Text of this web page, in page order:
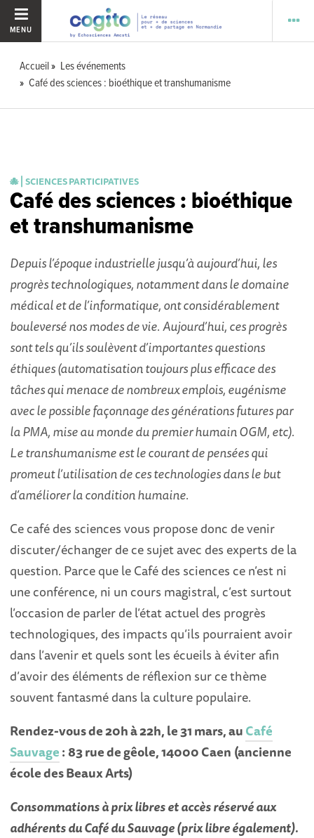
MENU
Accueil
Les événements
Café des sciences : bioéthique et transhumanisme
🐙 ⎜SCIENCES PARTICIPATIVES
Café des sciences : bioéthique
et transhumanisme
Depuis l’époque industrielle jusqu’à aujourd’hui, les
progrès technologiques, notamment dans le domaine
médical et de l’informatique, ont considérablement
bouleversé nos modes de vie.Aujourd’hui, ces progrès
sont tels qu’ils soulèvent d’importantes questions
éthiques (automatisation toujours plus efficace des
tâches qui menace de nombreux emplois, eugénisme
avec le possible façonnage des générations futures par
la PMA, mise au monde du premier humain OGM, etc).
Le transhumanisme est le courant de pensées qui
promeut l’utilisation de ces technologies dans le but
d’améliorer la condition humaine.
Ce café des sciences vous propose donc de venir
discuter/échanger de ce sujet avec des experts de la
question. Parce que le Café des sciences ce n’est ni
une conférence, ni un cours magistral, c’est surtout
l’occasion de parler de l’état actuel des progrès
technologiques, des impacts qu’ils pourraient avoir
dans l’avenir et quels sont les écueils à éviter afin
d’avoir des éléments de réflexion sur ce thème
souvent fantasmé dans la culture populaire.
Rendez-vous de 20h à 22h, le 31 mars, auCafé
Sauvage: 83 rue de gêole, 14000 Caen (ancienne
école des Beaux Arts)
Consommations à prix libres et accès réservé aux
adhérents du Café du Sauvage (prix libre également).